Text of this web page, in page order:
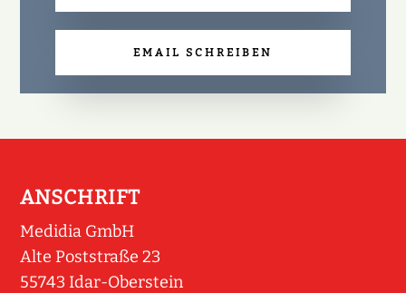
EMAIL SCHREIBEN
ANSCHRIFT
Medidia GmbH
Alte Poststraße 23
55743 Idar-Oberstein